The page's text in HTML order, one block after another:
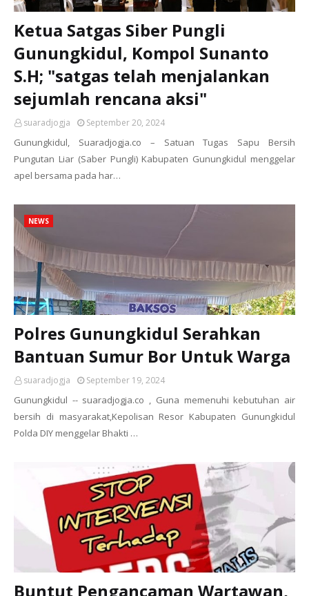
Ketua Satgas Siber Pungli
Gunungkidul, Kompol Sunanto
S.H; "satgas telah menjalankan
sejumlah rencana aksi"
suaradjogja September 20, 2024
Gunungkidul, Suaradjogja.co – Satuan Tugas Sapu Bersih
Pungutan Liar (Saber Pungli) Kabupaten Gunungkidul menggelar
apel bersama pada har…
NEWS
Polres Gunungkidul Serahkan
Bantuan Sumur Bor Untuk Warga
suaradjogja September 19, 2024
Gunungkidul -- suaradjogja.co , Guna memenuhi kebutuhan air
bersih di masyarakat,Kepolisan Resor Kabupaten Gunungkidul
Polda DIY menggelar Bhakti …
Buntut Pengancaman Wartawan,